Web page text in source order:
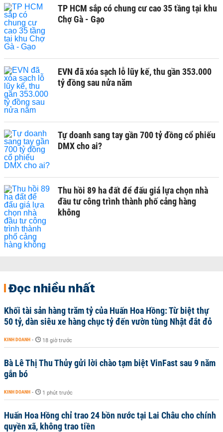
TP HCM sắp có chung cư cao 35 tầng tại khu
Chợ Gà - Gạo
EVN đã xóa sạch lỗ lũy kế, thu gần 353.000
tỷ đồng sau nửa năm
Tự doanh sang tay gần 700 tỷ đồng cổ phiếu
DMX cho ai?
Thu hồi 89 ha đất để đấu giá lựa chọn nhà
đầu tư công trình thành phố cảng hàng
không
Đọc nhiều nhất
Khối tài sản hàng trăm tỷ của Huấn Hoa Hồng: Từ biệt thự
50 tỷ, dàn siêu xe hàng chục tỷ đến vườn tùng Nhật đắt đỏ
KINH DOANH - 18 giờ trước
Bà Lê Thị Thu Thủy gửi lời chào tạm biệt VinFast sau 9 năm
gắn bó
KINH DOANH - 1 phút trước
Huấn Hoa Hồng chỉ trao 24 bồn nước tại Lai Châu cho chính
quyền xã, không trao tiền